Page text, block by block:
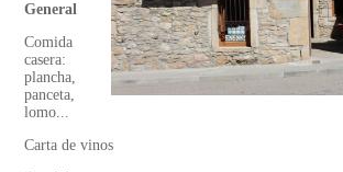
General
Comida
casera:
plancha,
panceta,
lomo...
Carta de vinos